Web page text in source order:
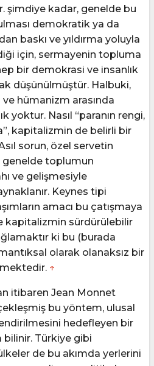
şimdiye kadar, genelde bu
demokratik ya da
baskı ve yıldırma yoluyla
için, sermayenin topluma
bir demokrasi ve insanlık
düşünülmüştür. Halbuki,
hümanizm arasında
yoktur. Nasıl “paranın rengi,
kapitalizmin de belirli bir
sorun, özel servetin
genelde toplumun
ve gelişmesiyle
Keynes tipi
amacı bu çatışmaya
kapitalizmin sürdürülebilir
ki bu (burada
olarak olanaksız bir
↑
itibaren Jean Monnet
bu yöntem, ulusal
hedefleyen bir
Türkiye gibi
de bu akımda yerlerini